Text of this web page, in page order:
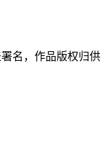
名，作品版权归供